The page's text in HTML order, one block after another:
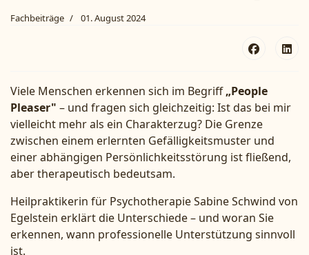
Fachbeiträge 01. August 2024
Viele Menschen erkennen sich im Begriff„People
Pleaser" – und fragen sich gleichzeitig: Ist das bei mir
vielleicht mehr als ein Charakterzug? Die Grenze
zwischen einem erlernten Gefälligkeitsmuster und
einer abhängigen Persönlichkeitsstörung ist fließend,
aber therapeutisch bedeutsam.
Heilpraktikerin für Psychotherapie Sabine Schwind von
Egelstein erklärt die Unterschiede – und woran Sie
erkennen, wann professionelle Unterstützung sinnvoll
ist.